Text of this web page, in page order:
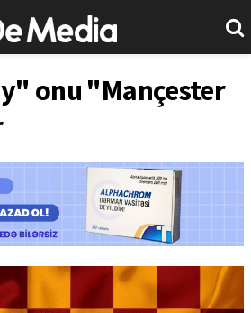
onu "Mançester